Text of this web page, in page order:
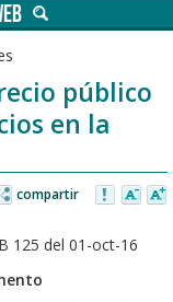
público
en la
compartir
125 del 01-oct-16